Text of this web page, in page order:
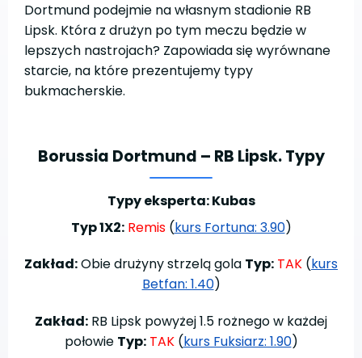
Dortmund podejmie na własnym stadionie RB
Lipsk. Która z drużyn po tym meczu będzie w
lepszych nastrojach? Zapowiada się wyrównane
starcie, na które prezentujemy typy
bukmacherskie.
Borussia Dortmund – RB Lipsk. Typy
Typy eksperta: Kubas
Typ 1X2: Remis(kurs Fortuna: 3.90)
Zakład:Obie drużyny strzelą gola Typ: TAK (kurs
Betfan: 1.40)
Zakład: RB Lipsk powyżej 1.5 rożnego w każdej
połowie Typ: TAK(kurs Fuksiarz: 1.90)